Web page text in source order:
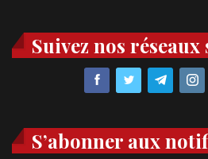
Suivez nos réseaux
S’abonner aux